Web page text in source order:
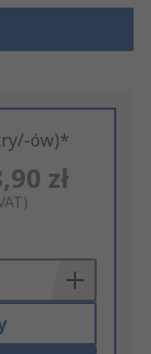
ów)*
zł